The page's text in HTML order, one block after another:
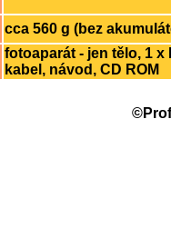
cca 560 g (bez
fotoaparát - jen tělo, 1 x
kabel, návod, CD ROM